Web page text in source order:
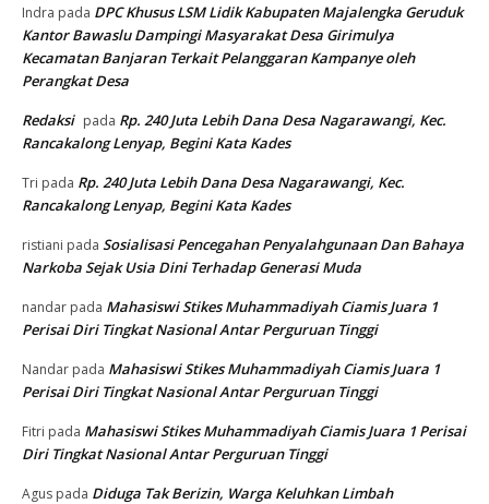
Indra pada DPC Khusus LSM Lidik Kabupaten Majalengka Geruduk
Kantor Bawaslu Dampingi Masyarakat Desa Girimulya
Kecamatan Banjaran Terkait Pelanggaran Kampanye oleh
Perangkat Desa
Redaksi pada Rp. 240 Juta Lebih Dana Desa Nagarawangi, Kec.
Rancakalong Lenyap, Begini Kata Kades
Tri pada Rp. 240 Juta Lebih Dana Desa Nagarawangi, Kec.
Rancakalong Lenyap, Begini Kata Kades
ristiani pada Sosialisasi Pencegahan Penyalahgunaan Dan Bahaya
Narkoba Sejak Usia Dini Terhadap Generasi Muda
nandar pada Mahasiswi Stikes Muhammadiyah Ciamis Juara 1
Perisai Diri Tingkat Nasional Antar Perguruan Tinggi
Nandar pada Mahasiswi Stikes Muhammadiyah Ciamis Juara 1
Perisai Diri Tingkat Nasional Antar Perguruan Tinggi
Fitri pada Mahasiswi Stikes Muhammadiyah Ciamis Juara 1 Perisai
Diri Tingkat Nasional Antar Perguruan Tinggi
Agus pada Diduga Tak Berizin, Warga Keluhkan Limbah